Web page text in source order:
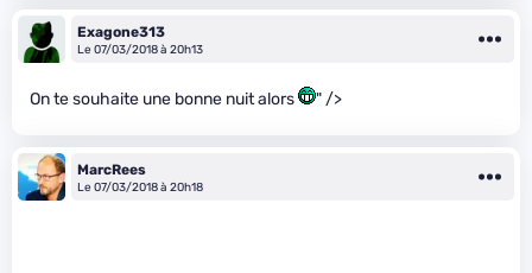
Exagone313
Le 07/03/2018 à 20h13
On te souhaite une bonne nuit alors " />
MarcRees
Le 07/03/2018 à 20h18